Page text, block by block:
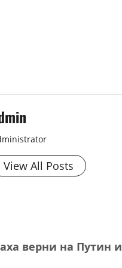
View All Posts
верни на Путин и